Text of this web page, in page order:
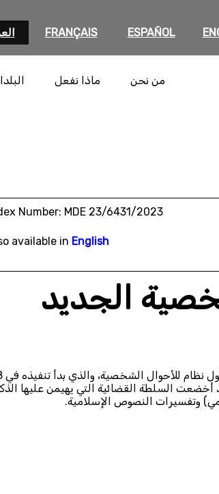
ESPAÑOL
FRANÇAIS
من نحن ماذا نفعل
Number: MDE 23/6431/2023
available in English
الجديد
مع حلول اليوم
إذ أخضعت السلطة القضائية التي يهيمن عليها
وتفسيرات النصوص الإسلامية.